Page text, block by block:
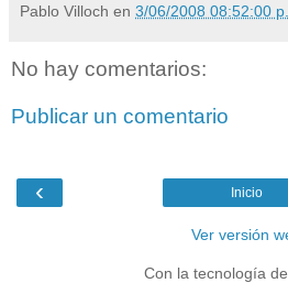
Pablo Villoch en 3/06/2008 08:52:00 p.
No hay comentarios:
Publicar un comentario
‹ Inicio
Ver versión
Con la tecnología de